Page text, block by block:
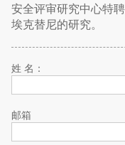
安全评审研究中心特
埃克替尼的研究。
姓 名：
邮箱